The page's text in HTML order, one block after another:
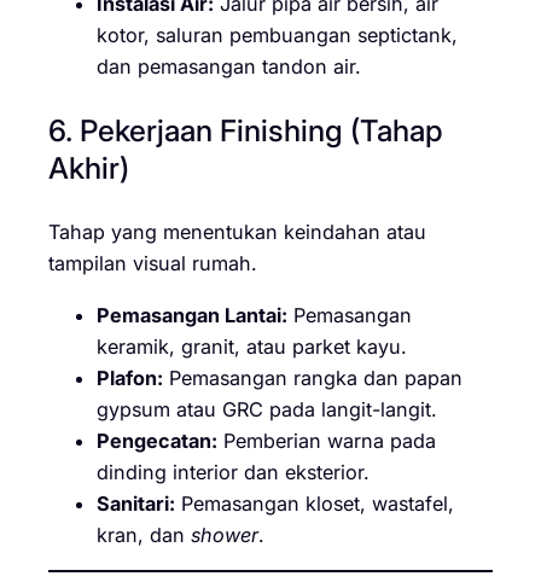
kotor, saluran pembuangan septictank,
dan pemasangan tandon air.
6. Pekerjaan Finishing (Tahap
Akhir)
Tahap yang menentukan keindahan atau
tampilan visual rumah.
Pemasangan Lantai: Pemasangan
keramik, granit, atau parket kayu.
Plafon: Pemasangan rangka dan papan
gypsum atau GRC pada langit-langit.
Pengecatan: Pemberian warna pada
dinding interior dan eksterior.
Sanitari: Pemasangan kloset, wastafel,
kran, dan shower.